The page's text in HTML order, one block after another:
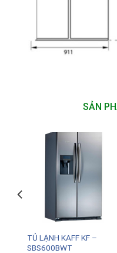
SẢN
TỦ LẠNH KAFF KF –
SBS600BWT